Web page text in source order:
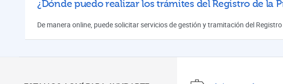
¿Dónde puedo realizar los trámites del Registro de la
De manera online, puede solicitar servicios de gestión y tramitación del